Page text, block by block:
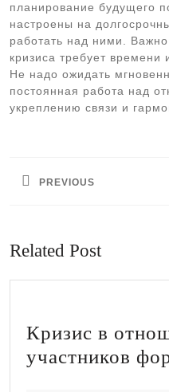
планирование будущего
настроены на
работать над ними.
кризиса требует времени
Не надо ожидать
постоянная работа над
укреплению связи и
записям
PREVIOUS
Related Post
Кризис в
участников